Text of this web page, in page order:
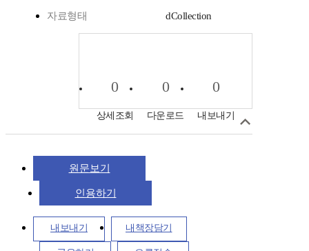
자료형태 dCollection
0
상세조회
0
다운로드
0
내보내기
원문보기
인용하기
내보내기 내책장담기